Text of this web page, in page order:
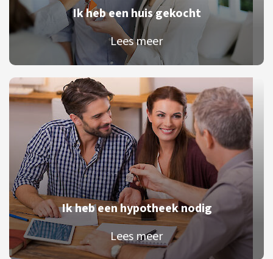
Ik heb een huis gekocht
Lees meer
Ik heb een hypotheek nodig
Lees meer